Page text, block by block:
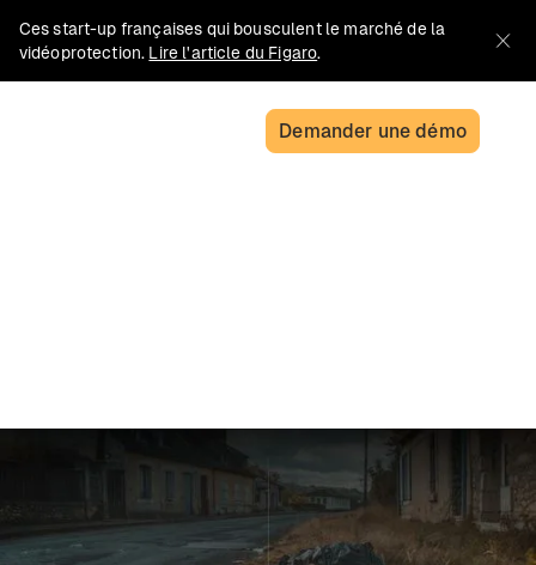
Ces start-up françaises qui bousculent le marché de la
vidéoprotection. Lire l'article du Figaro.
Demander une démo